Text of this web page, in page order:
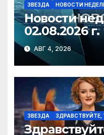
ЗВЕЗДА НОВОСТИ
Новости
02.08.2026 г.
АВГ 4, 2026
ЗВЕЗДА